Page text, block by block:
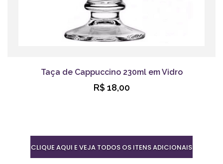
Taça de Cappuccino 230ml em Vidro
R$ 18,00
CLIQUE AQUI E VEJA TODOS OS ITENS ADICIONAIS